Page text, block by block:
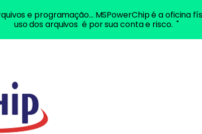
e programação... MSPowerChip é a oficina
uso dos arquivos é por sua conta e risco. "